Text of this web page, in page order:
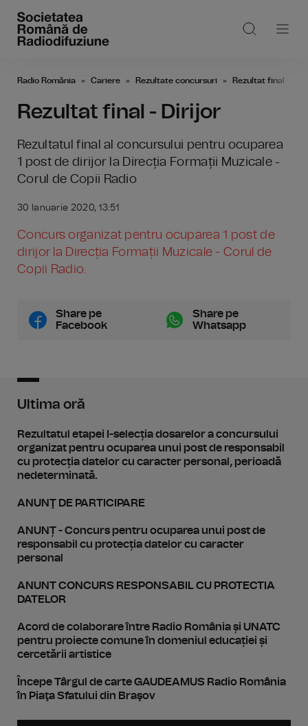
Radio România Cariere Rezultate concursuri Rezultat final -
Rezultat final - Dirijor
Rezultatul final al concursului pentru ocuparea
1 post de dirijor la Direcția Formații Muzicale -
Corul de Copii Radio
30 Ianuarie 2020, 13:51
Concurs organizat pentru ocuparea 1 post de
dirijor la Direcția Formații Muzicale - Corul de
Copii Radio.
Share pe
Facebook
Share pe
Whatsapp
Ultima oră
Rezultatul etapei I-selecția dosarelor a concursului
organizat pentru ocuparea unui post de responsabil
cu protecția datelor cu caracter personal, perioadă
nedeterminată.
ANUNŢ DE PARTICIPARE
ANUNȚ - Concurs pentru ocuparea unui post de
responsabil cu protecția datelor cu caracter
personal
ANUNT CONCURS RESPONSABIL CU PROTECTIA
DATELOR
Acord de colaborare între Radio România și UNATC
pentru proiecte comune în domeniul educației și
cercetării artistice
Începe Târgul de carte GAUDEAMUS Radio România
în Piaţa Sfatului din Braşov